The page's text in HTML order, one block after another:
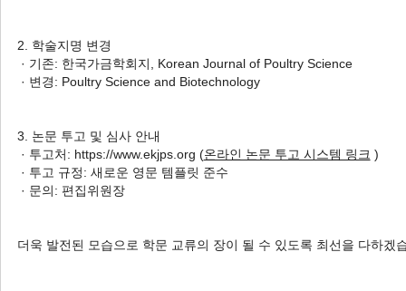
Chicken Breast Muscle and Small Intestine
도계 중 할랄방법에 CO
2 와 N2가스기절처리가 닭 가슴살
, Van Ba Hoa , Sun Moon Kang , Hyoun Wook Kim
JinJoo Jeon
, Hwan Ku Kang , Soo-Hyun Cho
Seol
2. 학술지명 변경
· 기존: 한국가금학회지, Korean Journal of Poultry Science
· 변경: Poultry Science and Biotechnology
3. 논문 투고 및 심사 안내
· 투고처: https://www.ekjps.org (온라인 논문 투고 시스템 링크 )
· 투고 규정: 새로운 영문 템플릿 준수
· 문의: 편집위원장
더욱 발전된 모습으로 학문 교류의 장이 될 수 있도록 최선을 다하겠